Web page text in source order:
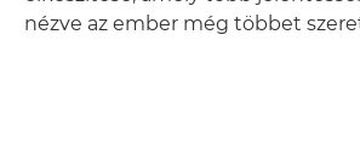
nézve az ember még többet